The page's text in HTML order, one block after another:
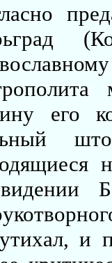
его
и